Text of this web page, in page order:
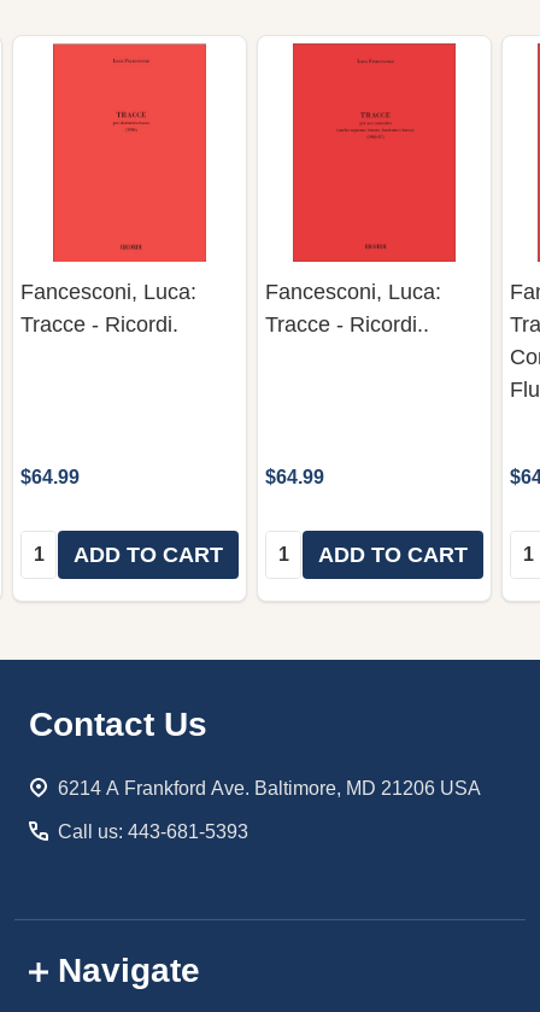
Fancesconi, Luca:
Tracce - Ricordi.
$64.99
Quantity:ADD TO CART
Fancesconi, Luca:
Tracce - Ricordi..
$64.99
Quantity:ADD TO CART
Footer
Contact Us
6214 A Frankford Ave. Baltimore, MD 21206 USA
Call us: 443-681-5393
Navigate